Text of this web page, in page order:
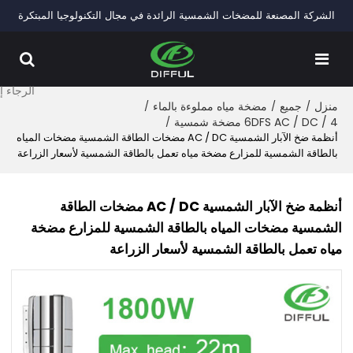
الشركة المصنعة للمضخات الشمسية الرائدة في مجال التكنولوجيا المبتكرة
منزل / جميع / مضخة مياه مملوءة بالماء /
4 / 6DFS AC / DC مضخة شمسية
/
أنظمة ضخ الآبار الشمسية AC / DC مضخات الطاقة الشمسية مضخات المياه
بالطاقة الشمسية للمزارع مضخة مياه تعمل بالطاقة الشمسية لأسعار الزراعة
أنظمة ضخ الآبار الشمسية AC / DC مضخات الطاقة
الشمسية مضخات المياه بالطاقة الشمسية للمزارع مضخة
مياه تعمل بالطاقة الشمسية لأسعار الزراعة